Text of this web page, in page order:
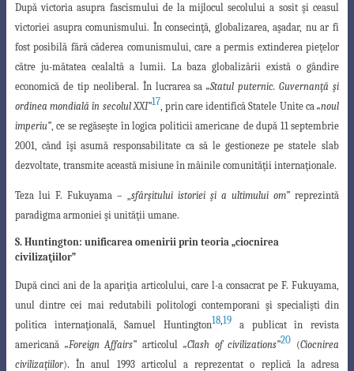
După victoria asupra fascismului de la mijlocul secolului a sosit şi ceasul
victoriei asupra comunismului. În consecinţă, globalizarea, aşadar, nu ar fi
fost posibilă fără căderea comunismului, care a permis extinderea pieţelor
către ju-mătatea cealaltă a lumii. La baza globalizării există o gândire
economică de tip neoliberal. În lucrarea sa„Statul puternic. Guvernanţă şi
ordinea mondială în secolul XXI”17 , princare identifică Statele Unite ca„noul
imperiu”, ce se regăseşte în logica politicii americane de după 11 septembrie
2001, când îşi asumă responsabilitate ca să le gestioneze pe statele slab
dezvoltate, transmite această misiune în mâinile comunităţii internaţionale.
Teza lui F. Fukuyama – „ sfârşitului istoriei şi a ultimului om” reprezintă
paradigma armoniei şi unităţii umane.
S. Huntington: unificarea omenirii prin teoria „ciocnirea
civilizaţiilor”
După cinci ani de la apariţia articolului, care l-a consacrat pe F. Fukuyama,
unuldintre cei mai redutabili politologi contemporani şi specialişti din
politica internaţională ,Samuel Huntington18,19 a publicat în revista
americană „Foreign Affairs” articolul „Clash ofcivilizations”20 (Ciocnirea
civilizaţiilor). În anul 1993 articolul a reprezentat o replică la adresa